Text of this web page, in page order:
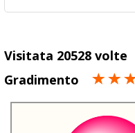
Visitata 20528 volte
Gradimento